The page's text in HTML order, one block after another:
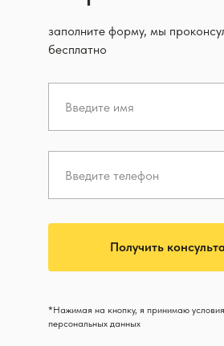
заполните форму, мы
бесплатно
Получить
*Нажимая на кнопку, я принимаю
персональных данных